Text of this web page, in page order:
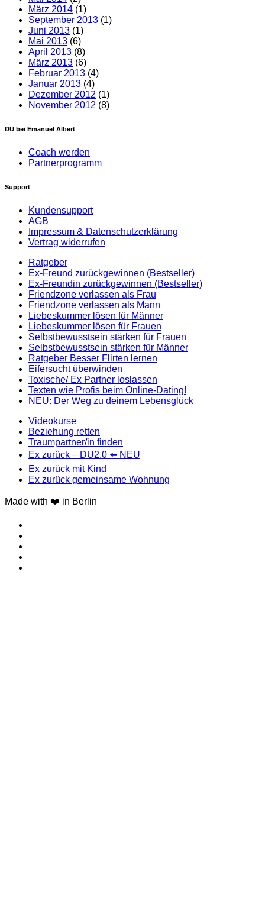
März 2014 (1)
September 2013 (1)
Juni 2013 (1)
Mai 2013 (6)
April 2013 (8)
März 2013 (6)
Februar 2013 (4)
Januar 2013 (4)
Dezember 2012 (1)
November 2012 (8)
DU bei Emanuel Albert
Coach werden
Partnerprogramm
Support
Kundensupport
AGB
Impressum & Datenschutzerklärung
Vertrag widerrufen
Ratgeber
Ex-Freund zurückgewinnen (Bestseller)
Ex-Freundin zurückgewinnen (Bestseller)
Friendzone verlassen als Frau
Friendzone verlassen als Mann
Liebeskummer lösen für Männer
Liebeskummer lösen für Frauen
Selbstbewusstsein stärken für Frauen
Selbstbewusstsein stärken für Männer
Ratgeber Besser Flirten lernen
Eifersucht überwinden
Toxische/ Ex Partner loslassen
Texten wie Profis beim Online-Dating!
NEU: Der Weg zu deinem Lebensglück
Videokurse
Beziehung retten
Traumpartner/in finden
Ex zurück – DU2.0 ⬅️ NEU
Ex zurück mit Kind
Ex zurück gemeinsame Wohnung
Made with ❤️ in Berlin